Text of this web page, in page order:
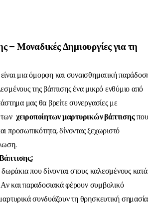
– Μοναδικές Δημιουργίες για τη
μια όμορφη και συναισθηματική
της βάπτισης ένα μικρό ενθύμιο από
μας θα βρείτε συνεργασίες με
τωνχειροποίητων μαρτυρικών βάπτισηςπου
προσωπικότητα, δίνοντας ξεχωριστό
που δίνονται στους καλεσμένους κατά
Αν και παραδοσιακά φέρουν συμβολικό
συνδυάζουν τη θρησκευτική σημασία